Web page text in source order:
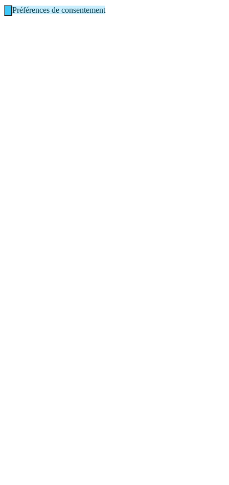
Préférences de consentement